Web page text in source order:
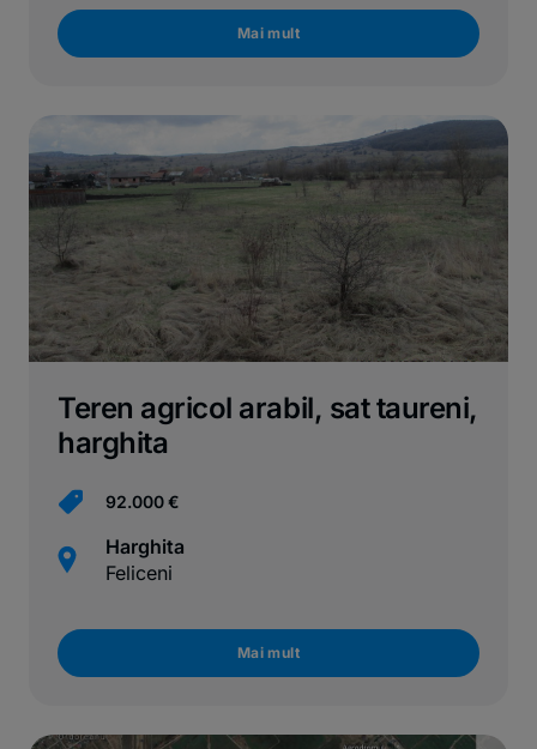
Mai mult
Teren agricol arabil, sat taureni,
harghita
92.000 €
Harghita
Feliceni
Mai mult